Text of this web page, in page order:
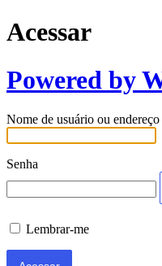
Acessar
Powered by
Nome de usuário ou
Senha
Lembrar-me